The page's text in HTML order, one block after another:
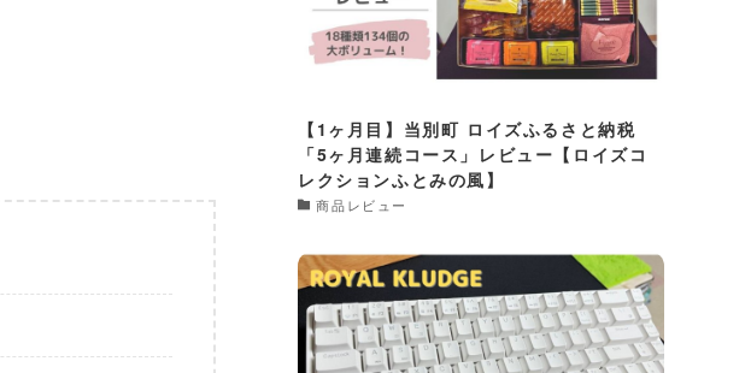
【1ヶ月目】当別町 ロイズふるさと納税
「5ヶ月連続コース」レビュー【ロイズコ
レクションふとみの風】
商品レビュー